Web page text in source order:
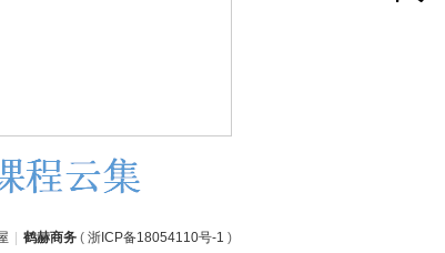
| 鹤赫商务 ( 浙ICP备18054110号-1 )